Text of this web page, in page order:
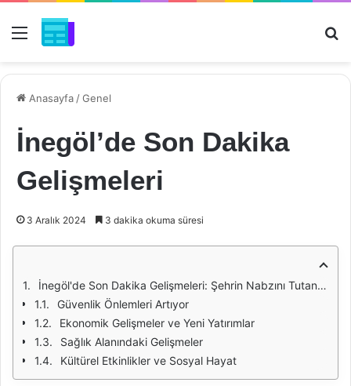
Menü
Anasayfa /Genel
İnegöl’de Son Dakika
Gelişmeleri
3 Aralık 2024 3 dakika okuma süresi
İnegöl'de Son Dakika Gelişmeleri: Şehrin Nabzını Tutan Olaylar
Güvenlik Önlemleri Artıyor
Ekonomik Gelişmeler ve Yeni Yatırımlar
Sağlık Alanındaki Gelişmeler
Kültürel Etkinlikler ve Sosyal Hayat